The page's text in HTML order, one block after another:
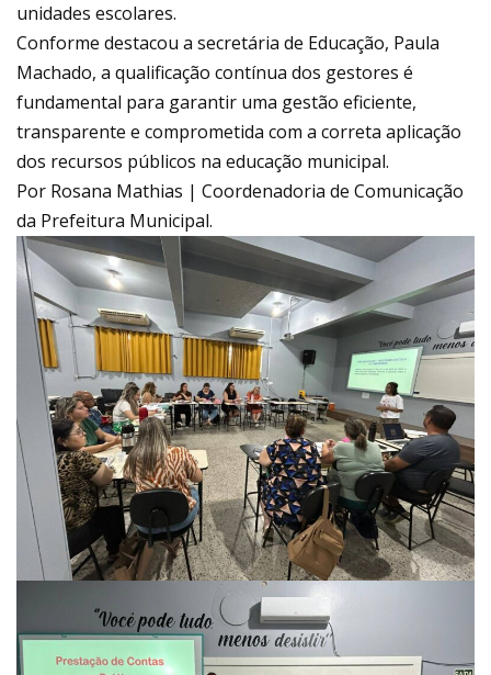
unidades escolares.
Conforme destacou a secretária de Educação, Paula
Machado, a qualificação contínua dos gestores é
fundamental para garantir uma gestão eficiente,
transparente e comprometida com a correta aplicação
dos recursos públicos na educação municipal.
Por Rosana Mathias | Coordenadoria de Comunicação
da Prefeitura Municipal.